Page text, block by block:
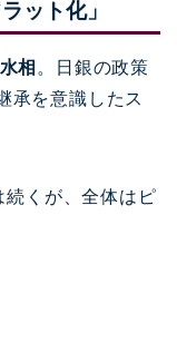
ット化」
相 。日銀の政策
承を意識したス
続くが、全体はピ